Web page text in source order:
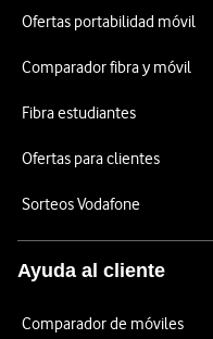
Ofertas portabilidad móvil
Comparador fibra y móvil
Fibra estudiantes
Ofertas para clientes
Sorteos Vodafone
Ayuda al cliente
Comparador de móviles